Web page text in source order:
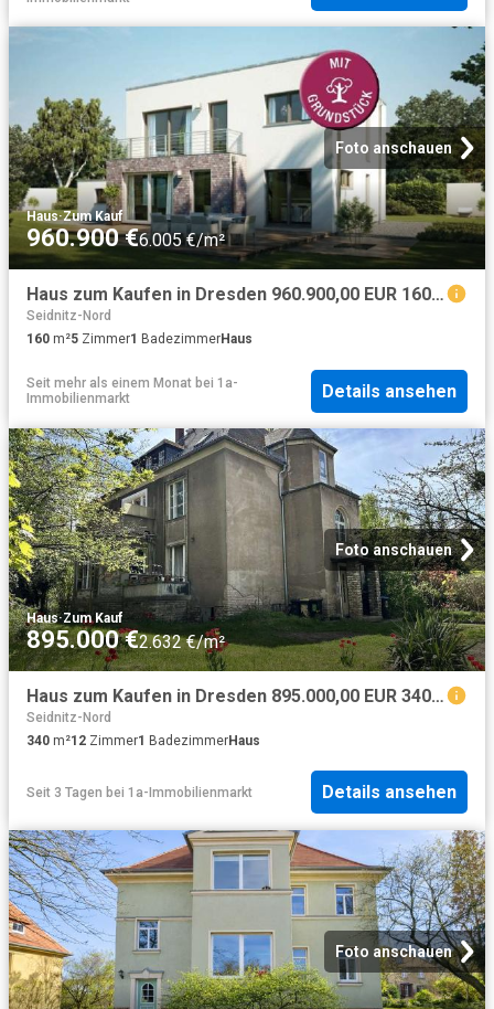
Foto anschauen
Haus·Zum Kauf
960.900 €6.005 €/m²
Haus zum Kaufen in Dresden 960.900,00 EUR 160 m²
Seidnitz-Nord
160 m²5 Zimmer1 BadezimmerHaus
Seit mehr als einem Monat bei 1a-
Immobilienmarkt
Details ansehen
Foto anschauen
Haus·Zum Kauf
895.000 €2.632 €/m²
Haus zum Kaufen in Dresden 895.000,00 EUR 340 m²
Seidnitz-Nord
340 m²12 Zimmer1 BadezimmerHaus
Seit 3 Tagen bei 1a-Immobilienmarkt Details ansehen
Foto anschauen